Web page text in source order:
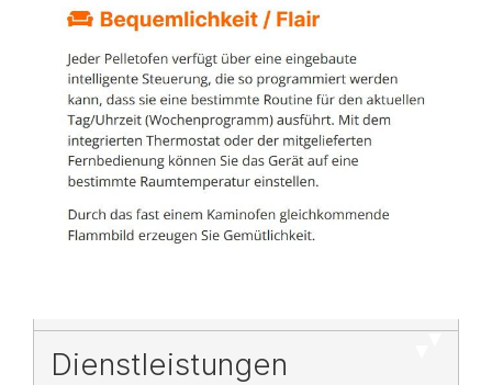
Dienstleistungen